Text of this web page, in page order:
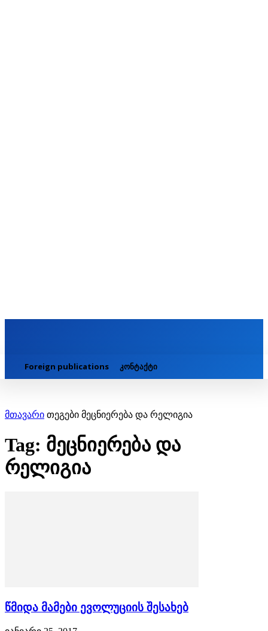
Foreign publications კონტაქტი
მთავარი თეგები მეცნიერება და რელიგია
Tag: მეცნიერება და
რელიგია
წმიდა მამები ევოლუციის შესახებ